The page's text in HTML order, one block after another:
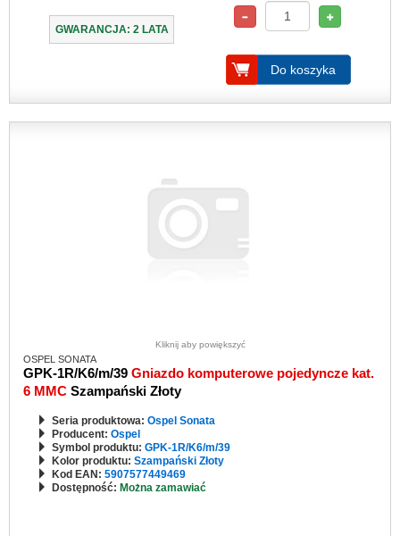
GWARANCJA: 2 LATA
Do koszyka
Kliknij aby powiększyć
OSPEL SONATA
GPK-1R/K6/m/39 Gniazdo komputerowe pojedyncze kat.
6 MMC Szampański Złoty
Seria produktowa: Ospel Sonata
Producent: Ospel
Symbol produktu: GPK-1R/K6/m/39
Kolor produktu: Szampański Złoty
Kod EAN: 5907577449469
Dostępność: Można zamawiać